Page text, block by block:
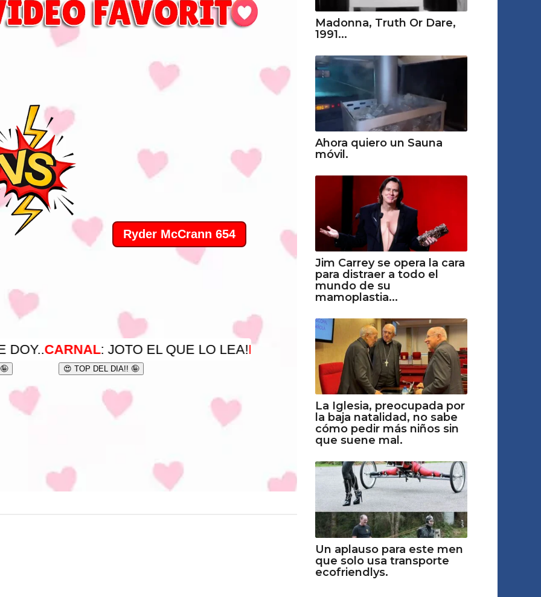
Madonna, Truth Or Dare,
1991...
Ahora quiero un Sauna
móvil.
Jim Carrey se opera la cara
para distraer a todo el
mundo de su
mamoplastia...
La Iglesia, preocupada por
la baja natalidad, no sabe
cómo pedir más niños sin
que suene mal.
Un aplauso para este men
que solo usa transporte
ecofriendlys.